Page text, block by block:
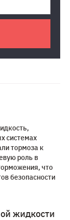
системах
тормоза к
роль в
что
безопасности
жидкости